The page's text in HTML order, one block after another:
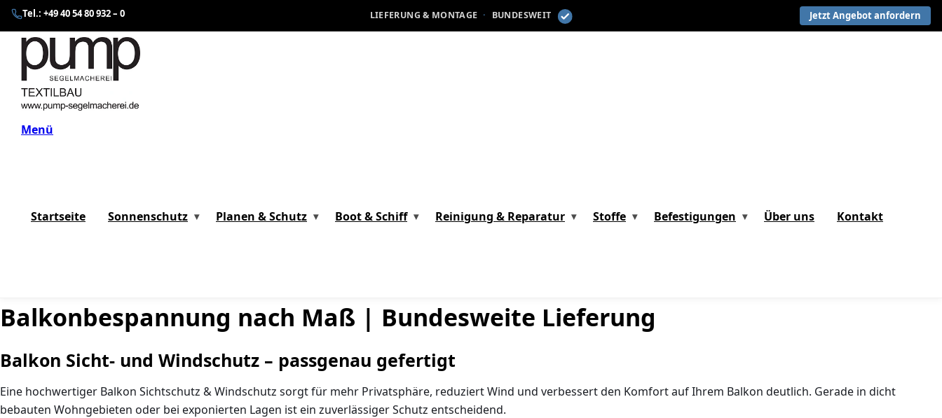
Tel.: +49 40 54 80 932 – 0 LIEFERUNG & MONTAGE · BUNDESWEIT Jetzt Angebot anfordern
Zum
Inhalt
springen
Menü
Startseite Sonnenschutz Planen & Schutz Boot & Schiff Reinigung & Reparatur Stoffe Befestigungen Über uns Kontakt
Balkonbespannung nach Maß | Bundesweite Lieferung
Balkon Sicht- und Windschutz – passgenau gefertigt
Eine hochwertiger Balkon Sichtschutz & Windschutz sorgt für mehr Privatsphäre, reduziert Wind und verbessert den Komfort auf Ihrem Balkon deutlich. Gerade in dicht
bebauten Wohngebieten oder bei exponierten Lagen ist ein zuverlässiger Schutz entscheidend.